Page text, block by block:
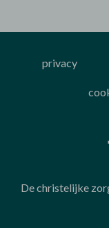
privacy
De christelijke